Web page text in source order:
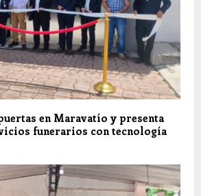
en Maravatío y presenta
funerarios con tecnología